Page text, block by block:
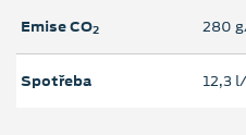
Emise CO2 280
Spotřeba 12,3